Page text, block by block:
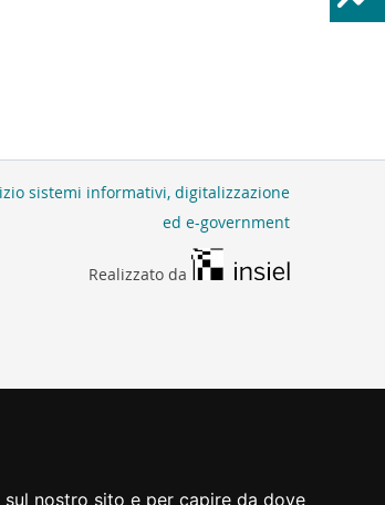
nostro sito e per capire da dove
sistemi informativi, digitalizzazione
ed e-government
Realizzato da